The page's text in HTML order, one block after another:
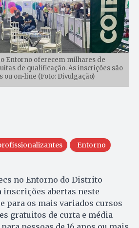
Entorno oferecem milhares de
de qualificação. As inscrições são
ou on-line (Foto: Divulgação)
Entorno
no Entorno do Distrito
inscrições abertas neste
para os mais variados cursos
gratuitos de curta e média